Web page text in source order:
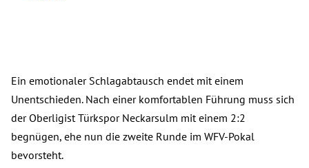
Ein emotionaler Schlagabtausch endet mit einem
Unentschieden. Nach einer komfortablen Führung muss sich
der Oberligist Türkspor Neckarsulm mit einem 2:2
begnügen, ehe nun die zweite Runde im WFV-Pokal
bevorsteht.